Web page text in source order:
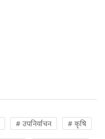
# उपनिर्वाचन # कृषि